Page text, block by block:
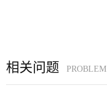
相关问题 PROBLEM